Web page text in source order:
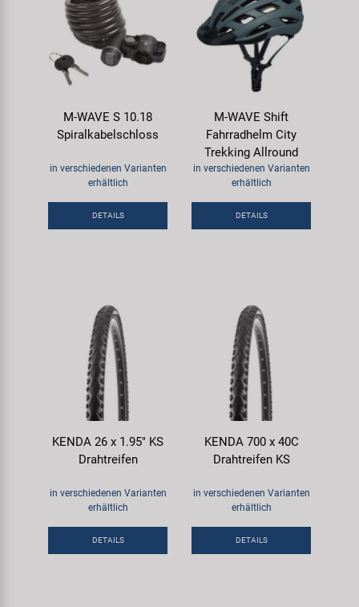
M-WAVE S 10.18
Spiralkabelschloss
in verschiedenen Varianten
erhältlich
DETAILS
M-WAVE Shift
Fahrradhelm City
Trekking Allround
in verschiedenen Varianten
erhältlich
DETAILS
KENDA 26 x 1.95" KS
Drahtreifen
in verschiedenen Varianten
erhältlich
DETAILS
KENDA 700 x 40C
Drahtreifen KS
in verschiedenen Varianten
erhältlich
DETAILS